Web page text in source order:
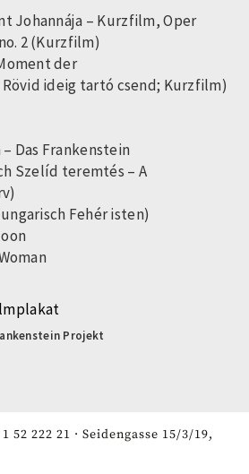
Johannája – Kurzfilm, Oper
2 (Kurzfilm)
der
ideig tartó csend; Kurzfilm)
– Das Frankenstein
Szelíd teremtés – A
Fehér isten)
Projekt
52 222 21 · Seidengasse 15/3/19,